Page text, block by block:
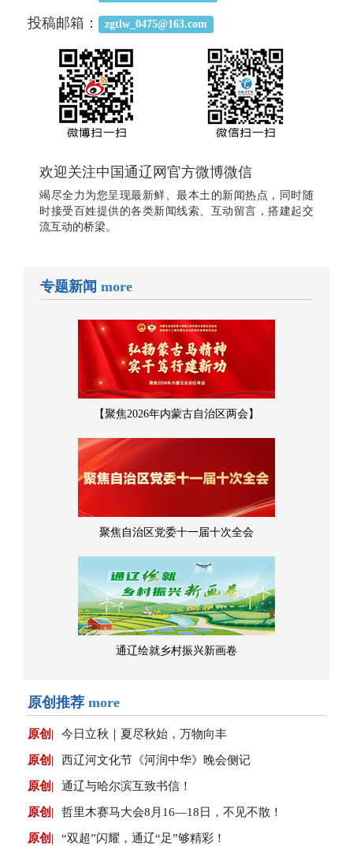
投稿邮箱： zgtlw_0475@163.com
欢迎关注中国通辽网官方微博微信
竭尽全力为您呈现最新鲜、最本土的新闻热点，同时随
时接受百姓提供的各类新闻线索、互动留言，搭建起交
流互动的桥梁。
专题新闻 more
【聚焦2026年内蒙古自治区两会】
聚焦自治区党委十一届十次全会
通辽绘就乡村振兴新画卷
原创推荐 more
原创| 今日立秋｜夏尽秋始，万物向丰
原创| 西辽河文化节《河润中华》晚会侧记
原创| 通辽与哈尔滨互致书信！
原创| 哲里木赛马大会8月16—18日，不见不散！
原创| “双超”闪耀，通辽“足”够精彩！